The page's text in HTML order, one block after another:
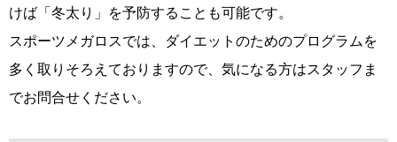
けば「冬太り」を予防することも可能です。
スポーツメガロスでは、ダイエットのためのプログラムを
多く取りそろえておりますので、気になる方はスタッフま
でお問合せください。